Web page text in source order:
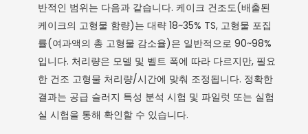
반적인 범위는 다음과 같습니다. 케이크 건조도(배출된
케이크의 고형물 함량)는 대략 18~35% TS, 고형물 포집
률(여과액의 총 고형물 감소율)은 일반적으로 90~98%
입니다. 처리량은 모델 및 벨트 폭에 따라 다르지만, 필요
한 건조 고형물 처리량/시간에 맞춰 조정됩니다. 정확한
결과는 공급 슬러지 특성 분석 시험 및 파일럿 또는 실험
실 시험을 통해 확인할 수 있습니다.